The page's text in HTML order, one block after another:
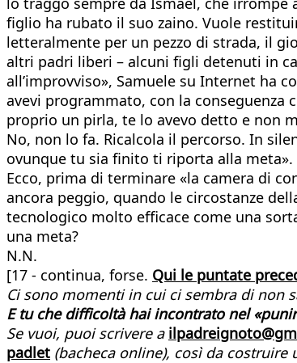
figlio ha rubato il suo zaino. Vuole
letteralmente per un pezzo di strada, il
altri padri liberi – alcuni figli detenuti in
all’improvviso», Samuele su Internet ha
avevi programmato, con la conseguenza
proprio un pirla, te lo avevo detto e non
No, non lo fa. Ricalcola il percorso. In
ovunque tu sia finito ti riporta alla meta».
Ecco, prima di terminare «la camera di
ancora peggio, quando le circostanze
tecnologico molto efficace come una
una meta?
N.N.
[17 - continua, forse. Qui le puntate
Ci sono momenti in cui ci sembra di non
E tu che difficoltà hai incontrato nel
Se vuoi, puoi scrivere a
padlet (bacheca online), così da